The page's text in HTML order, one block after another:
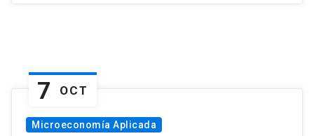
7 OCT
Microeconomía Aplicada